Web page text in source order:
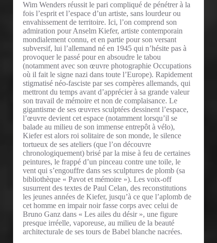
Wim Wenders réussit le pari compliqué de pénétrer à la
fois l’esprit et l’espace d’un artiste, sans lourdeur ou
envahissement de territoire. Ici, l’on comprend son
admiration pour Anselm Kiefer, artiste contemporain
mondialement connu, et en partie pour son versant
subversif, lui l’allemand né en 1945 qui n’hésite pas à
provoquer le passé pour en absoudre le tabou
(notamment avec son œuvre photographie Occupations
où il fait le signe nazi dans toute l’Europe). Rapidement
stigmatisé néo-fasciste par ses compères allemands, qui
mettront du temps avant d’apprécier à sa grande valeur
son travail de mémoire et non de complaisance. Le
gigantisme de ses œuvres sculptées dessinent l’espace,
l’œuvre devient cet espace (notamment lorsqu’il se
balade au milieu de son immense entrepôt à vélo),
Kiefer est alors roi solitaire de son monde, le silence
tortueux de ses ateliers (que l’on découvre
chronologiquement) brisé par la mise à feu de certaines
peintures, le frappé d’un pinceau contre une toile, le
vent qui s’engouffre dans ses sculptures de plomb (sa
bibliothèque « Pavot et mémoire »). Les voix-off
susurrent des textes de Paul Celan, des reconstitutions
les jeunes années de Kiefer, jusqu’à ce que l’aplomb de
cet homme en impair noir fasse corps avec celui de
Bruno Ganz dans « Les ailes du désir », une figure
presque irréelle, vaporeuse, au milieu de la beauté
architecturale de ses tours de Babel blanche nacrées.